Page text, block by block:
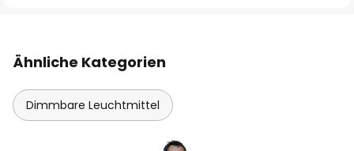
Ähnliche Kategorien
Dimmbare Leuchtmittel